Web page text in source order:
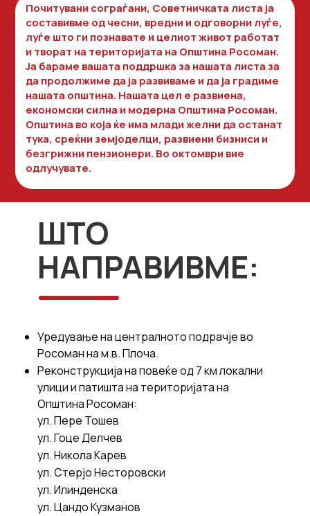
Почитувани сограѓани, Советничката листа ја
составивме од чесни, вредни и одговорни луѓе,
луѓе што ги познавате и целиот живот работат
и творат на територијата на Општина Росоман.
Ја бараме вашата поддршка за нашата листа за
да продолжиме да ја развиваме и да ја градиме
нашата општина. Нашата цел е развиена,
економски силна и модерна Општина Росоман.
Општина во која ќе има млади желни да останат
тука, среќни земјоделци, развиени бизниси и
безгрижни пензионери. Во октомври вие
одлучувате.
ШТО
НАПРАВИВМЕ:
Уредување на централното подрачје во
Росоман на м.в. Плоча.
Реконструкција на повеќе од 7 км локални
улици и патишта на територијата на
Општина Росоман:
ул. Пере Тошев
ул. Гоце Делчев
ул. Никола Карев
ул. Стерјо Несторовски
ул. Илинденска
ул. Цандо Кузманов